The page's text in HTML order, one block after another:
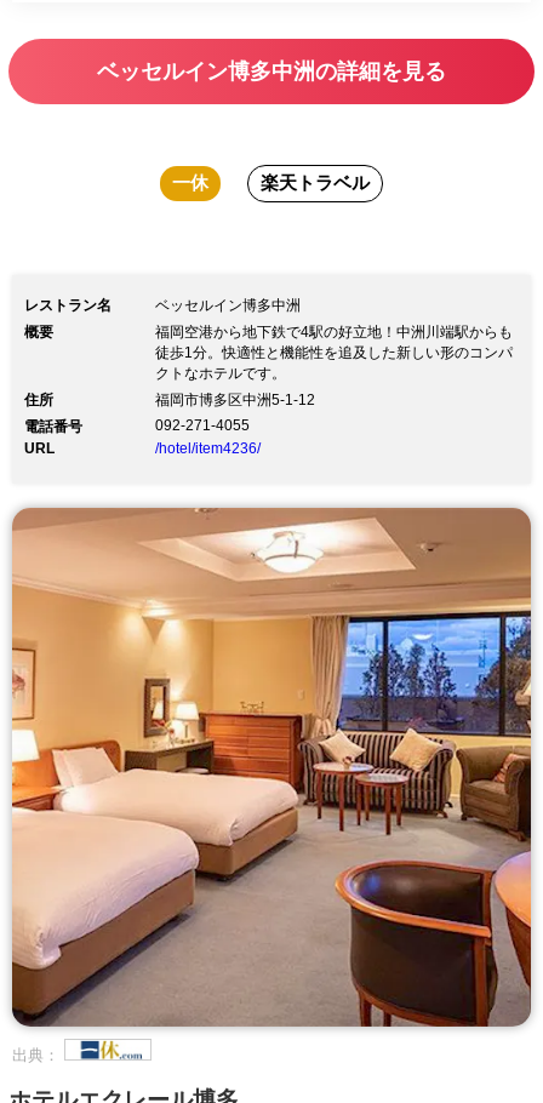
ベッセルイン博多中洲の詳細を見る
一休 楽天トラベル
レストラン名
ベッセルイン博多中洲
概要
福岡空港から地下鉄で4駅の好立地！中洲川端駅からも
徒歩1分。快適性と機能性を追及した新しい形のコンパ
クトなホテルです。
住所
福岡市博多区中洲5-1-12
電話番号
092-271-4055
URL
/hotel/item4236/
出典：